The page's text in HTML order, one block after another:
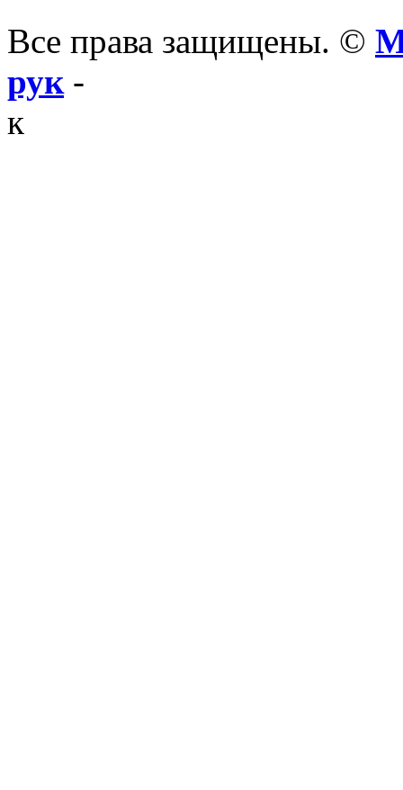
Все права защищены. ©
рук-
к